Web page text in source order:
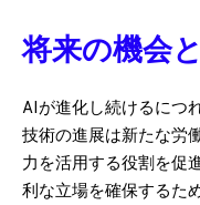
将来の機会
AIが進化し続けるにつ
技術の進展は新たな労
力を活用する役割を促
利な立場を確保するた